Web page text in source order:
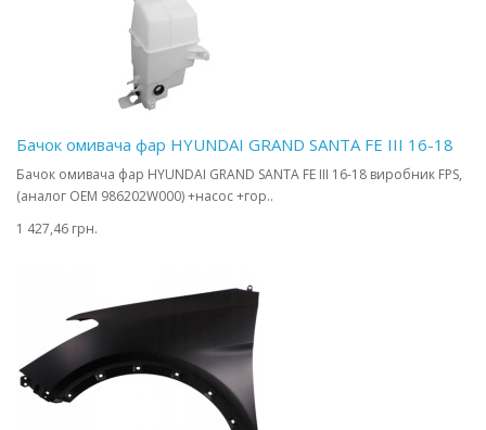
Бачок омивача фар HYUNDAI GRAND SANTA FE III 16-18
Бачок омивача фар HYUNDAI GRAND SANTA FE III 16-18 виробник FPS,
(аналог OEM 986202W000) +насос +гор..
1 427,46 грн.